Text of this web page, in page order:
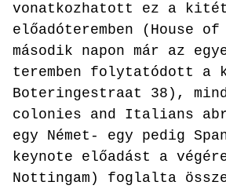
vonatkozhatott ez a
előadóteremben (House
második napon már az
teremben folytatódott a
Boteringestraat 38),
colonies and Italians
egy Német- egy pedig
keynote előadást a
Nottingam) foglalta